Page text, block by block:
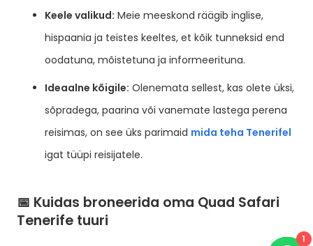
Keele valikud: Meie meeskond räägib inglise,
hispaania ja teistes keeltes, et kõik tunneksid end
oodatuna, mõistetuna ja informeerituna.
Ideaalne kõigile: Olenemata sellest, kas olete üksi,
sõpradega, paarina või vanemate lastega perena
reisimas, on see üks parimaid mida teha Tenerifel
igat tüüpi reisijatele.
📅 Kuidas broneerida oma Quad Safari
Tenerife tuuri
1